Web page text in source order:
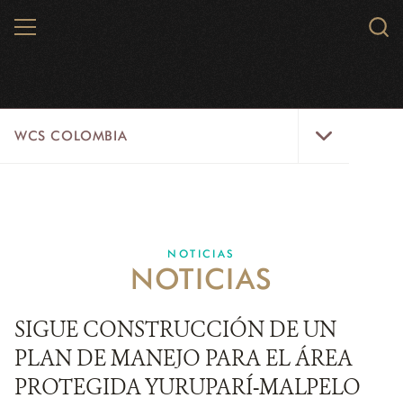
MENU
WCS COLOMBIA
EJES ESTRATÉGICOS
AQUÍ TRABAJAMOS
LÍNEAS DE ACCIÓN
MICROSITIOS
NOTICIAS
NOTICIAS
SIGUE CONSTRUCCIÓN DE UN
PLAN DE MANEJO PARA EL ÁREA
PROTEGIDA YURUPARÍ-MALPELO